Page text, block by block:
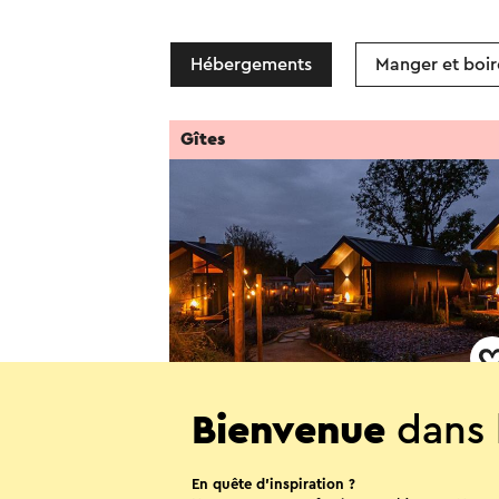
Hébergements Manger et
Mooidal Boutique Park
Gîtes
Bienvenue dans
En quête d’inspiration ?